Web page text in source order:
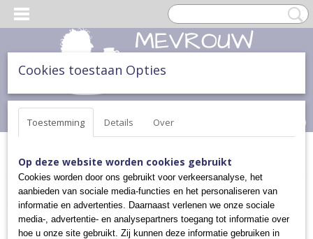
Inloggen Registreren
(0)
Home >ONTBIJT, LUNCH & DINER>SOEPKOMMEN
Helaas bevinden er zich in deze categorie nog geen producten.
Probeert u het later nog eens!
Cookies toestaan Opties
Toestemming Details Over
Op deze website worden cookies gebruikt
Cookies worden door ons gebruikt voor verkeersanalyse, het
aanbieden van sociale media-functies en het personaliseren van
informatie en advertenties. Daarnaast verlenen we onze sociale
media-, advertentie- en analysepartners toegang tot informatie over
hoe u onze site gebruikt. Zij kunnen deze informatie gebruiken in